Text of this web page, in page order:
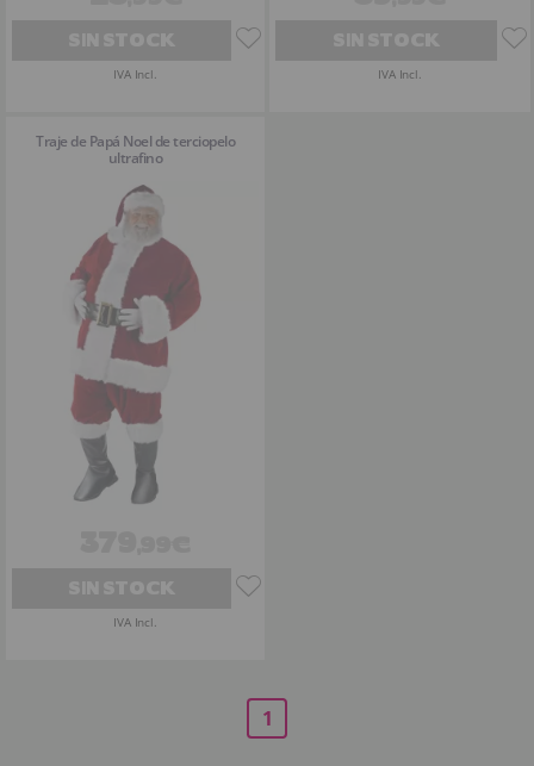
IVA Incl. IVA Incl.
Traje de Papá Noel de terciopelo
ultrafino
IVA Incl.
1